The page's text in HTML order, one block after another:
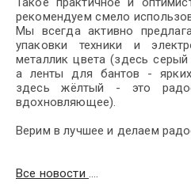
рекомендуем смело
Мы всегда активно
упаковки техники и
металлик цвета (здесь
а ленты для бантов -
здесь жёлтый - это
вдохновляющее).
Верим в лучшее и делаем
Все новости ....